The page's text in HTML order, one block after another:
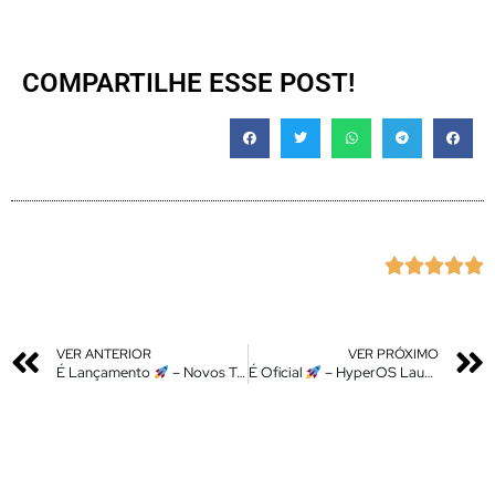
COMPARTILHE ESSE POST!

VER ANTERIOR
É Lançamento – Novos Temas – Animações nos ícones + Top 2 Centro de Controle – Instale Agora
VER PRÓXIMO
É Oficial – HyperOS Launcher Cofre de Widgets – Nova Atualização – Instale Agora No Seu Xiaomi